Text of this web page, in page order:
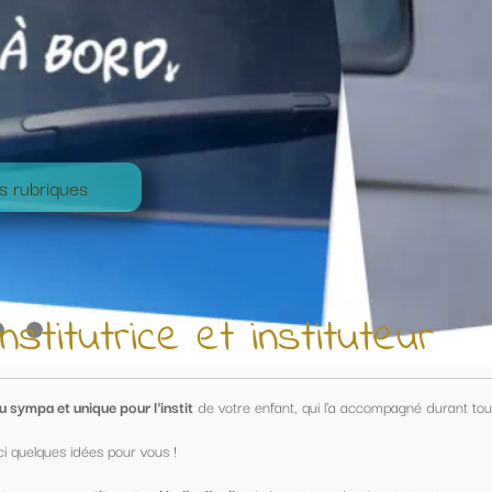
qui l'a accompagné durant toute une année !